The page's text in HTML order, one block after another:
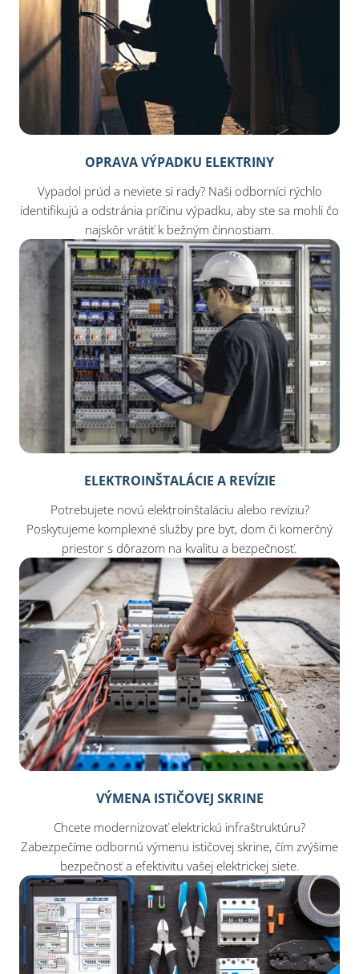
OPRAVA VÝPADKU ELEKTRINY
Vypadol prúd a neviete si rady? Naši odborníci rýchlo
identifikujú a odstránia príčinu výpadku, aby ste sa mohli čo
najskôr vrátiť k bežným činnostiam.
ELEKTROINŠTALÁCIE A REVÍZIE
Potrebujete novú elektroinštaláciu alebo revíziu?
Poskytujeme komplexné služby pre byt, dom či komerčný
priestor s dôrazom na kvalitu a bezpečnosť.
VÝMENA ISTIČOVEJ SKRINE
Chcete modernizovať elektrickú infraštruktúru?
Zabezpečíme odbornú výmenu ističovej skrine, čím zvýšime
bezpečnosť a efektivitu vašej elektrickej siete.